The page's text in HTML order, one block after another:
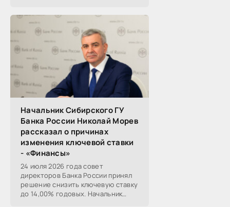
«Победа». Его участниками
выступили эксперты,
Начальник Сибирского ГУ
Банка России Николай Морев
рассказал о причинах
изменения ключевой ставки
- «Финансы»
24 июля 2026 года совет
директоров Банка России принял
решение снизить ключевую ставку
до 14,00% годовых. Начальник